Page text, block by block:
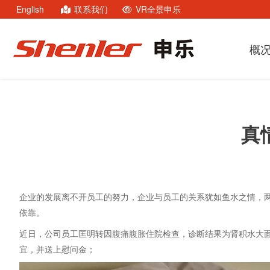
English 联系我们 VR全景申乐
概
真
企业的发展离不开员工的努力，企业与员工的关系犹如鱼水之情
依靠。
近日，公司员工匡明转因腹痛腹胀住院检查，诊断结果为肾积水
宜，并送上慰问金；